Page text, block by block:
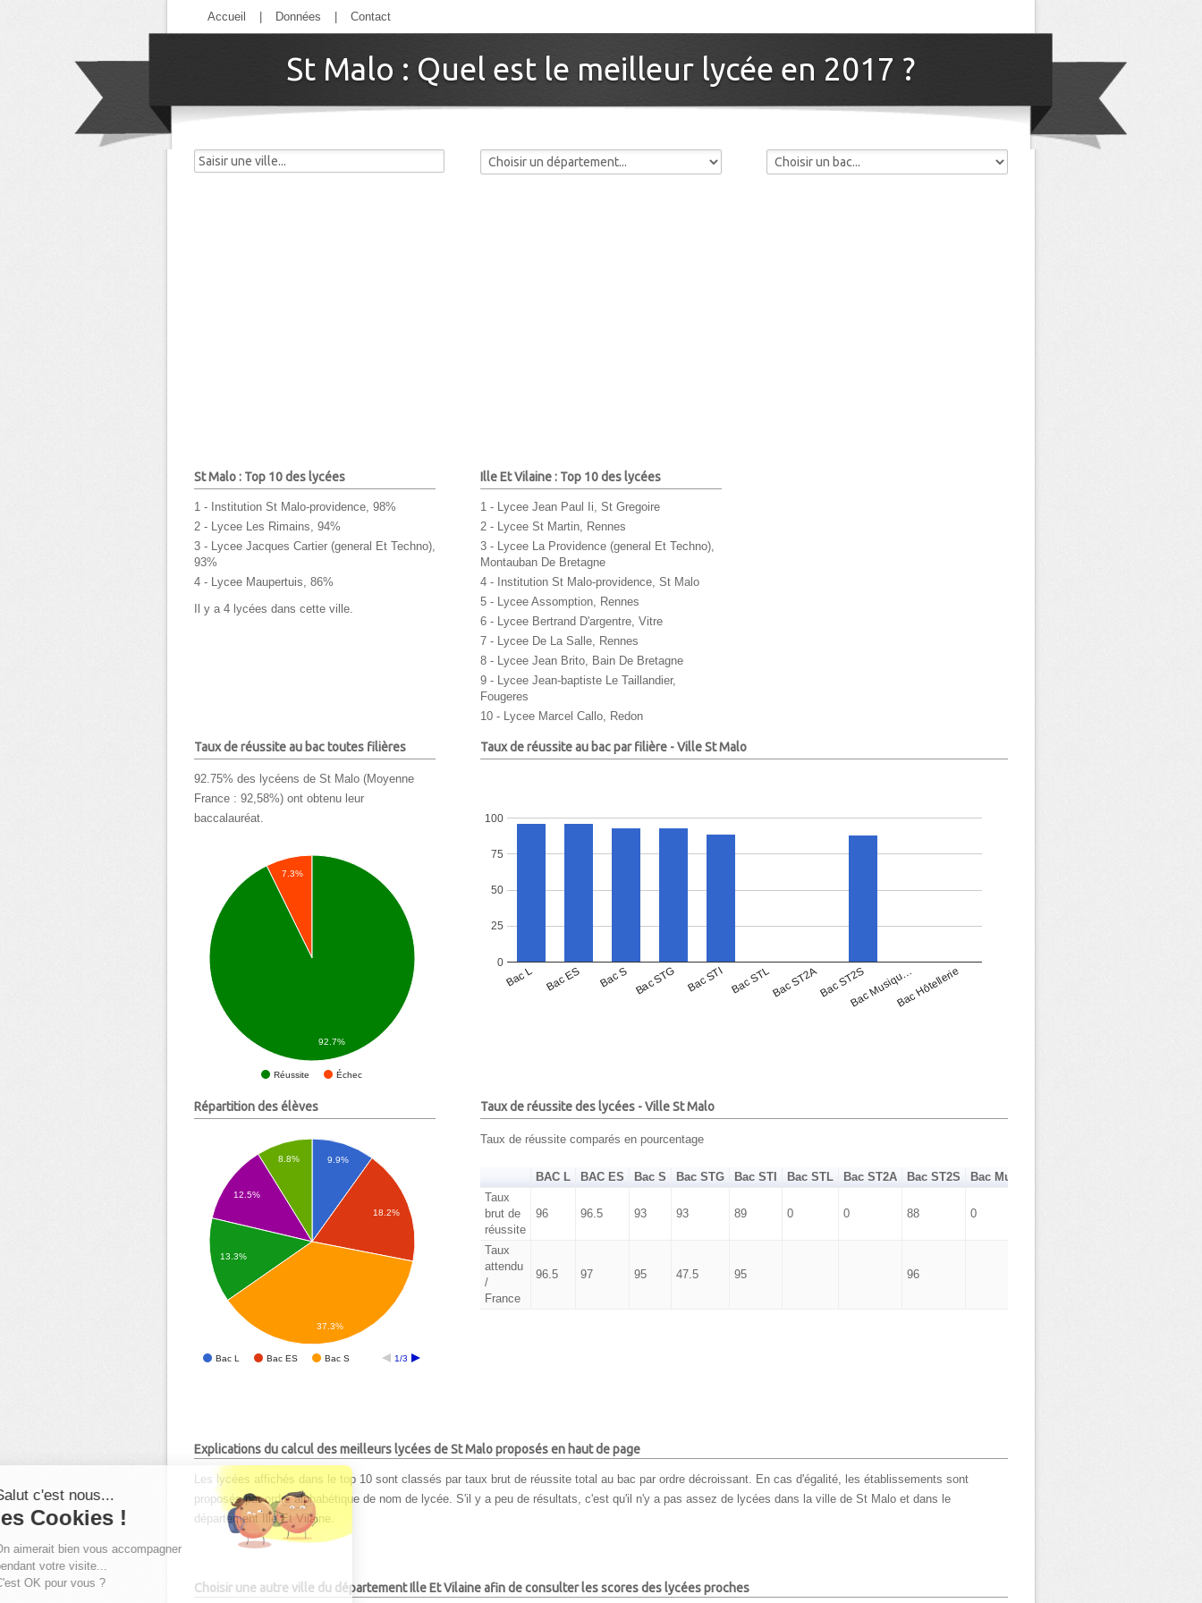
Accueil Données Contact
St Malo : Quel est le meilleur lycée en 2017 ?
St Malo : Top 10 des lycées
1 - Institution St Malo-providence, 98%
2 - Lycee Les Rimains, 94%
3 - Lycee Jacques Cartier (general Et Techno),
93%
4 - Lycee Maupertuis, 86%
Il y a 4 lycées dans cette ville.
Ille Et Vilaine : Top 10 des lycées
1 - Lycee Jean Paul Ii, St Gregoire
2 - Lycee St Martin, Rennes
3 - Lycee La Providence (general Et Techno),
Montauban De Bretagne
4 - Institution St Malo-providence, St Malo
5 - Lycee Assomption, Rennes
6 - Lycee Bertrand D'argentre, Vitre
7 - Lycee De La Salle, Rennes
8 - Lycee Jean Brito, Bain De Bretagne
9 - Lycee Jean-baptiste Le Taillandier,
Fougeres
10 - Lycee Marcel Callo, Redon
Taux de réussite au bac toutes filières
92.75% des lycéens de St Malo (Moyenne
France : 92,58%) ont obtenu leur
baccalauréat.
Réussite Échec
7.3%
92.7%
Taux de réussite au bac par filière - Ville St Malo
Bac L Bac ES Bac S Bac STG Bac STI Bac STLBac ST2ABac ST2SBac Musiqu…Bac Hôtellerie
0
25
50
75
100
Répartition des élèves
Bac L Bac ES Bac S 1/3
9.9%
18.2%
8.8%
12.5%
13.3%
37.3%
Taux de réussite des lycées - Ville St Malo
Taux de réussite comparés en pourcentage
BAC L BAC ES Bac S Bac STG Bac STI Bac STL Bac ST2A Bac ST2S Bac Musique Danse
Taux
brut de
réussite
96 96.5 93 93 89 0 0 88 0
Taux
attendu
/
France
96.5 97 95 47.5 95 96
Explications du calcul des meilleurs lycées de St Malo proposés en haut de page
Les lycées affichés dans le top 10 sont classés par taux brut de réussite total au bac par ordre décroissant. En cas d'égalité, les établissements sont
proposés par ordre alphabétique de nom de lycée. S'il y a peu de résultats, c'est qu'il n'y a pas assez de lycées dans la ville de St Malo et dans le
département Ille Et Vilaine.
Choisir une autre ville du département Ille Et Vilaine afin de consulter les scores des lycées proches
Salut c'est nous...
les Cookies !
On aimerait bien vous accompagner
pendant votre visite...
C'est OK pour vous ?